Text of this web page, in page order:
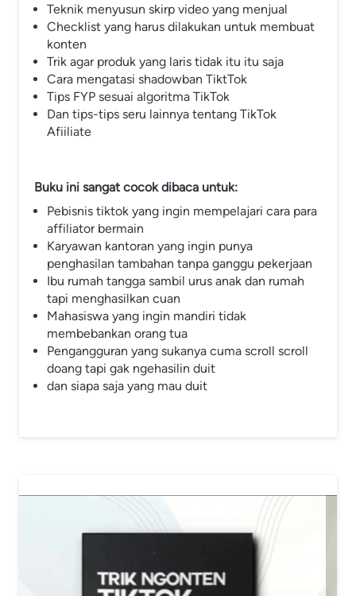
Teknik menyusun skirp video yang menjual
Checklist yang harus dilakukan untuk membuat
konten
Trik agar produk yang laris tidak itu itu saja
Cara mengatasi shadowban TiktTok
Tips FYP sesuai algoritma TikTok
Dan tips-tips seru lainnya tentang TikTok
Afiiliate
Buku ini sangat cocok dibaca untuk:
Pebisnis tiktok yang ingin mempelajari cara para
affiliator bermain
Karyawan kantoran yang ingin punya
penghasilan tambahan tanpa ganggu pekerjaan
Ibu rumah tangga sambil urus anak dan rumah
tapi menghasilkan cuan
Mahasiswa yang ingin mandiri tidak
membebankan orang tua
Pengangguran yang sukanya cuma scroll scroll
doang tapi gak ngehasilin duit
dan siapa saja yang mau duit